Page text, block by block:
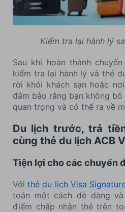
Kiểm tra lại hành lý
Sau khi hoàn thành
kiểm tra lại hành lý và thẻ
rời khỏi khách sạn hoặc
đảm bảo rằng bạn không
quan trọng và có thể ra về
Du lịch trước, trả
cùng thẻ du lịch ACB
Tiện lợi cho các chuyến
Vớithẻ du lịch Visa
toán một cách dễ dàng
điểm chấp nhận thẻ trên